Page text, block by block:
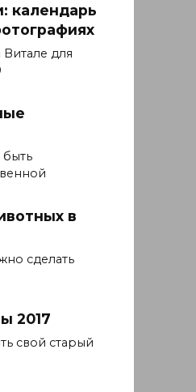
календарь
для
быть
в
сделать
2017
свой старый